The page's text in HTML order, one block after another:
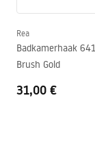
Rea
Badkamerhaak
Brush Gold
31,00 €